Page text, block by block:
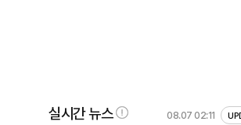
실시간 뉴스 08.07 02:11